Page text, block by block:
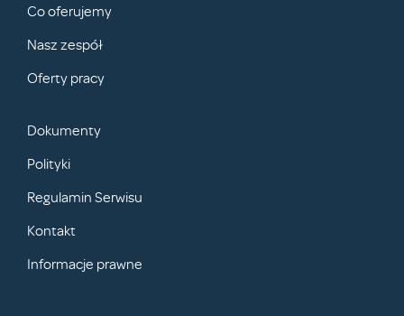
Co oferujemy
Nasz zespół
Oferty pracy
Dokumenty
Polityki
Regulamin Serwisu
Kontakt
Informacje prawne